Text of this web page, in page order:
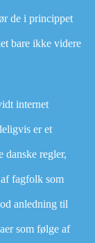
de i princippet
bare ikke videre
internet
er et
danske regler,
fagfolk som
anledning til
som følge af